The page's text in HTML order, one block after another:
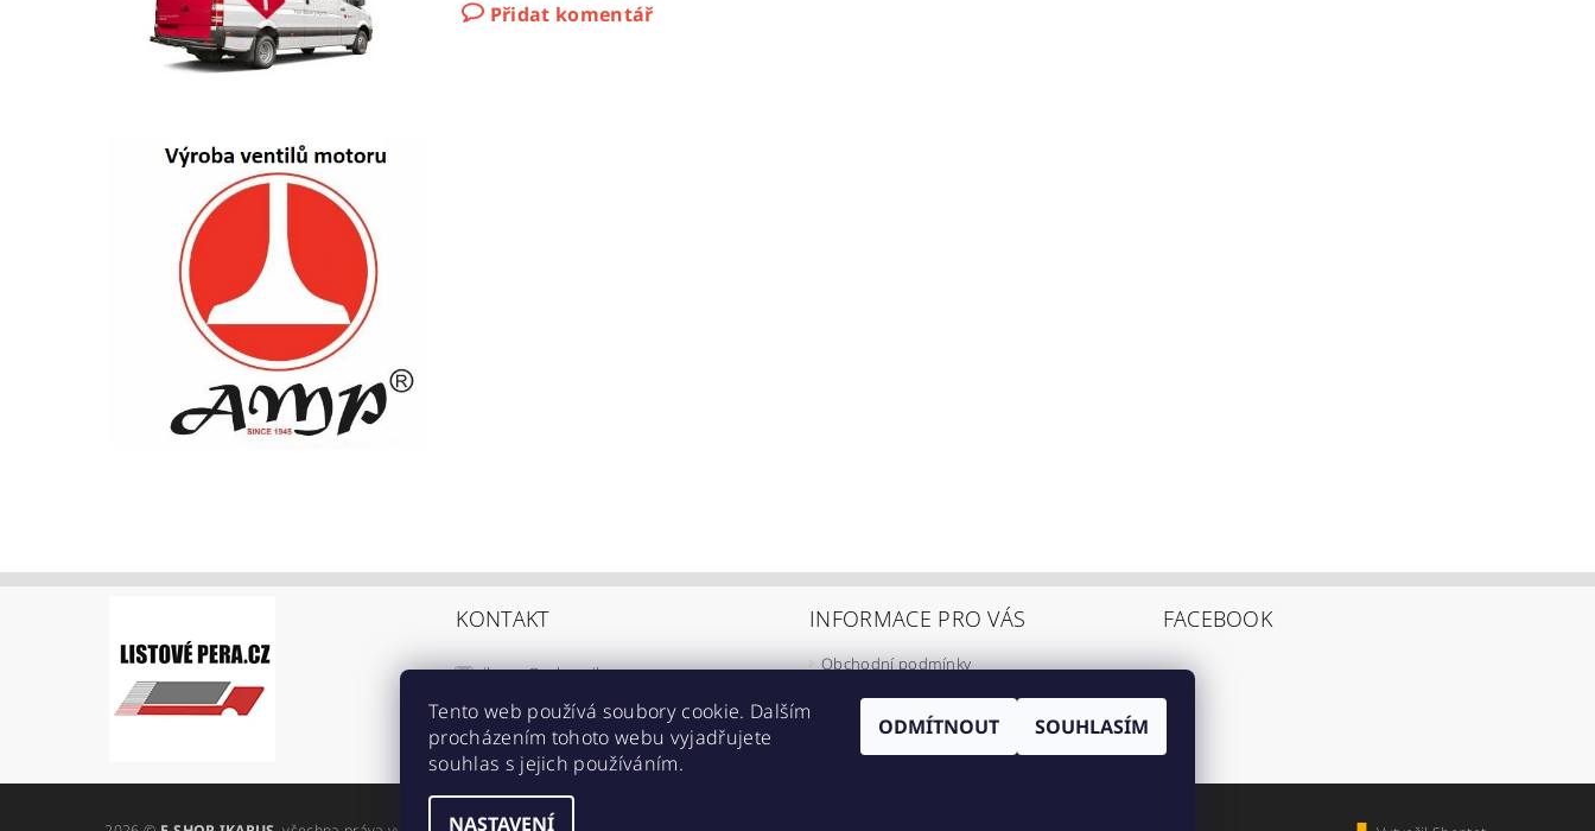
Přidat komentář
KONTAKT
ikarus@eshop-ikarus.cz
+420 605 981 910
https://www.facebook.com/eshopikarus/?
ref=br_rs
INFORMACE PRO VÁS
Obchodní podmínky
Informace o přepravě
FACEBOOK
Tento web používá soubory cookie. Dalším
procházením tohoto webu vyjadřujete
souhlas s jejich používáním.
NASTAVENÍ
ODMÍTNOUT SOUHLASÍM